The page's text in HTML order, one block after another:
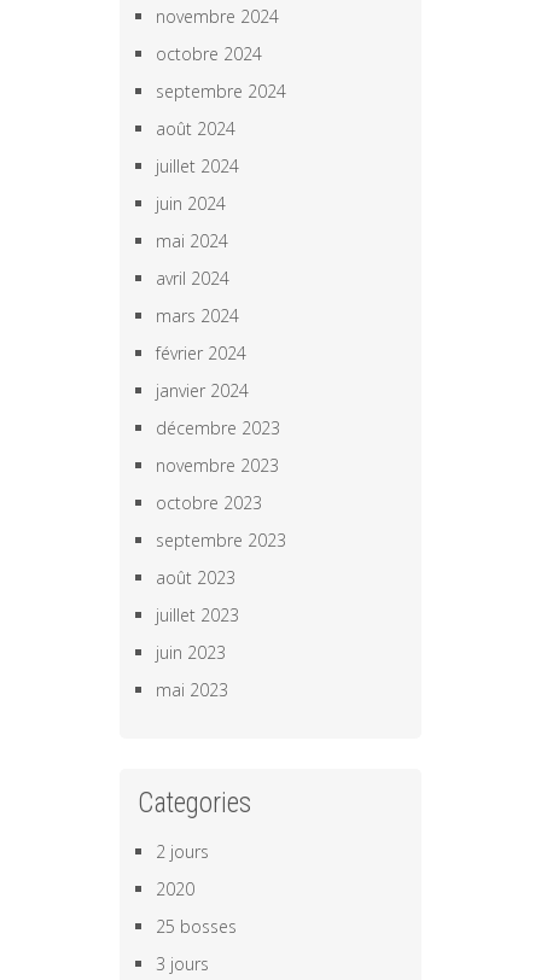
novembre 2024
octobre 2024
septembre 2024
août 2024
juillet 2024
juin 2024
mai 2024
avril 2024
mars 2024
février 2024
janvier 2024
décembre 2023
novembre 2023
octobre 2023
septembre 2023
août 2023
juillet 2023
juin 2023
mai 2023
Categories
2 jours
2020
25 bosses
3 jours